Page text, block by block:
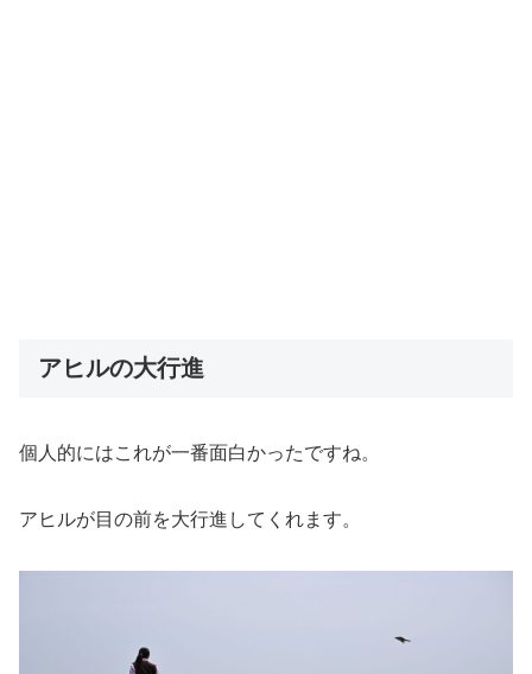
アヒルの大行進
個人的にはこれが一番面白かったですね。
アヒルが目の前を大行進してくれます。